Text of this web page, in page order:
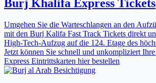
Burj Khalifa Express Tickets
Umgehen Sie die Warteschlangen an den
mit den Burj Kalifa Fast Track Tickets direkt
High-Tech-Aufzug auf die 124. Etage des
Jetzt können Sie schnell und unkompliziert
Express Eintrittskarten hier bestellen